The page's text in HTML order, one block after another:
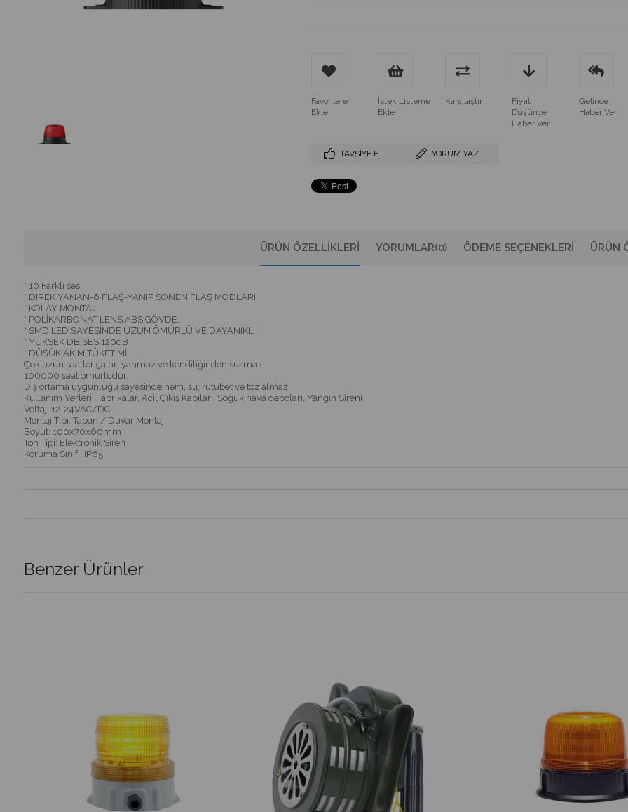
Favorilere
Ekle
İstek Listeme
Ekle
Karşılaştır
Fiyat
Düşünce
Haber Ver
Gelince
Haber Ver
TAVSIYE ET YORUM YAZ
ÜRÜN ÖZELLIKLERI YORUMLAR(0) ÖDEME SEÇENEKLERI ÜRÜN
* 10 Farklı ses
* DİREK YANAN-6 FLAŞ-YANIP SÖNEN FLAŞ MODLARI
* KOLAY MONTAJ
* POLİKARBONAT LENS,ABS GÖVDE,
* SMD LED SAYESİNDE UZUN ÖMÜRLÜ VE DAYANIKLI
* YÜKSEK DB SES 120dB
* DÜŞÜK AKIM TÜKETİMİ
Çok uzun saatler çalar; yanmaz ve kendiliğinden susmaz.
100000 saat ömürlüdür.
Dış ortama uygunluğu sayesinde nem, su, rutubet ve toz almaz.
Kullanım Yerleri: Fabrikalar, Acil Çıkış Kapıları, Soğuk hava depoları, Yangın Sireni
Voltaj: 12-24VAC/DC
Montaj Tipi: Taban / Duvar Montaj
Boyut: 100x70x60mm
Ton Tipi: Elektronik Siren
Koruma Sınıfı: IP65
Benzer Ürünler